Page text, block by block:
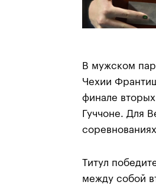
В мужском
Чехии
финале
Гуччоне. Для
Титул
между собой